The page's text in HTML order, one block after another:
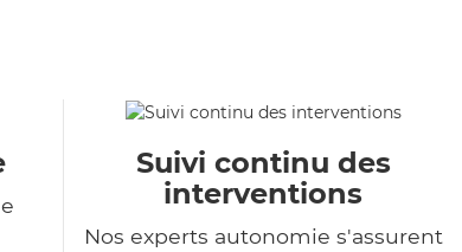
Suivi continu des
interventions
Nos experts autonomie s'assurent